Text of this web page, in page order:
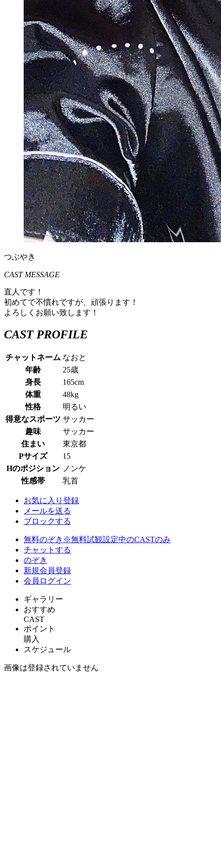
つぶやき
CAST MESSAGE
直人です！
初めてで不慣れですが、頑張ります！
よろしくお願い致します！
CAST PROFILE
チャットネーム なおと
年齢
25歳
身長
165cm
体重
48kg
性格
明るい
得意なスポーツ サッカー
趣味
サッカー
住まい
東京都
Pサイズ
15
Hのポジション ノンケ
性感帯
乳首
お気に入り登録
メールを送る
ブロックする
無料のぞき ※無料試観設定中のCASTのみ
チャットする
のぞき
新規会員登録
会員ログイン
ギャラリー
おすすめ
CAST
ポイント
購入
スケジュール
画像は登録されていません